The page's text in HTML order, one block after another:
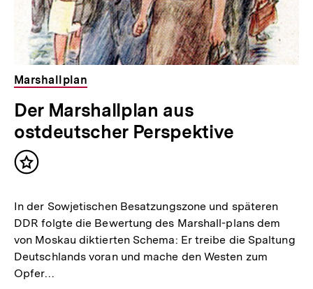
Marshallplan
Der Marshallplan aus
ostdeutscher Perspektive
Inhalt
In der Sowjetischen Besatzungszone und späteren
DDR folgte die Bewertung des Marshall-plans dem
von Moskau diktierten Schema: Er treibe die Spaltung
Deutschlands voran und mache den Westen zum
Opfer…